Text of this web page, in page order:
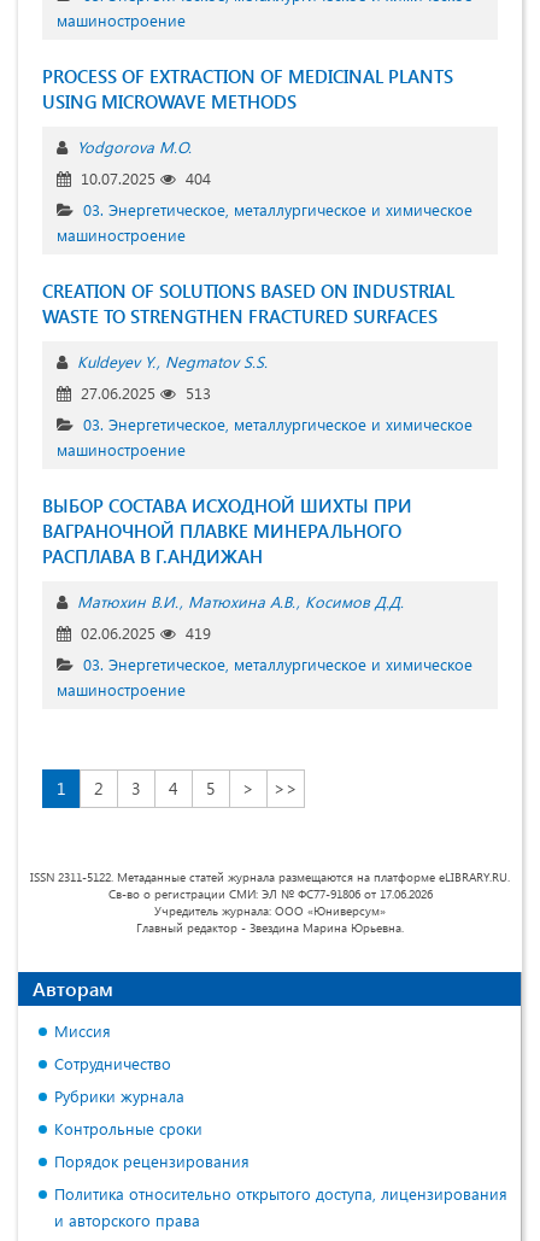
машиностроение
PROCESS OF EXTRACTION OF MEDICINAL PLANTS
USING MICROWAVE METHODS
Yodgorova M.O.
10.07.2025
404
03. Энергетическое, металлургическое и химическое
машиностроение
CREATION OF SOLUTIONS BASED ON INDUSTRIAL
WASTE TO STRENGTHEN FRACTURED SURFACES
Kuldeyev Y. Negmatov S.S.
27.06.2025
513
03. Энергетическое, металлургическое и химическое
машиностроение
ВЫБОР СОСТАВА ИСХОДНОЙ ШИХТЫ ПРИ
ВАГРАНОЧНОЙ ПЛАВКЕ МИНЕРАЛЬНОГО
РАСПЛАВА В Г.АНДИЖАН
Матюхин В.И. Матюхина А.В. Косимов Д.Д.
02.06.2025
419
03. Энергетическое, металлургическое и химическое
машиностроение
1 2 3 4 5 > >>
ISSN 2311-5122. Метаданные статей журнала размещаются на платформе eLIBRARY.RU.
Св-во о регистрации СМИ: ЭЛ № ФС77-91806 от 17.06.2026
Учредитель журнала: ООО «Юниверсум»
Главный редактор - Звездина Марина Юрьевна.
Авторам
Миссия
Сотрудничество
Рубрики журнала
Контрольные сроки
Порядок рецензирования
Политика относительно открытого доступа, лицензирования
и авторского права